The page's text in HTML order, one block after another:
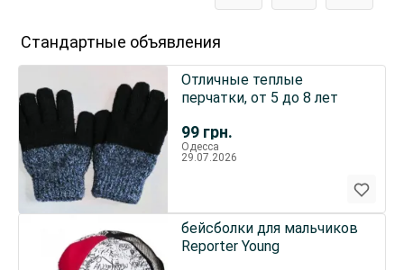
Стандартные объявления
99 грн.
Отличные теплые
перчатки, от 5 до 8 лет
Одесса
29.07.2026
бейсболки для мальчиков
Reporter Young